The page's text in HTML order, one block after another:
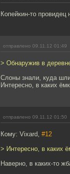
Копейкин-то провидец
отправлено 09.11.12 01:49
> Обнаружив в
Слоны знали, куда
Интересно, в каких
отправлено 09.11.12 01:50
Кому: Vixard, #12
> Интересно, в каких
Наверно, в каких-то